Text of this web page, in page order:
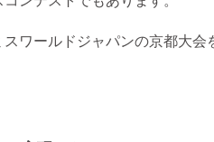
ワールドジャパンの京都大